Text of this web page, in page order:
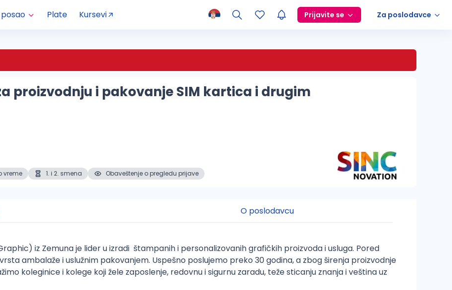
Plate Kursevi Prijavite se Za poslodavce
proizvodnju i pakovanje SIM kartica i drugim
vreme 1. i 2. smena Obaveštenje o pregledu prijave
O poslodavcu
iz Zemuna je lider u izradi štampanih i personalizovanih grafičkih proizvoda i usluga. Pored
ambalaže i uslužnim pakovanjem. Uspešno poslujemo preko 30 godina, a zbog širenja proizvodnje
koleginice i kolege koji žele zaposlenje, redovnu i sigurnu zaradu, teže sticanju znanja i veština uz